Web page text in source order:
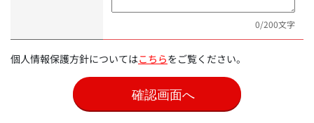
0/200文字
個人情報保護方針についてはこちらをご覧ください。